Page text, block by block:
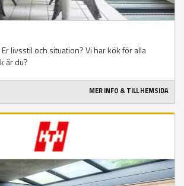
livsstil och situation? Vi har kök för alla
är du?
MER INFO & TILL HEMSIDA